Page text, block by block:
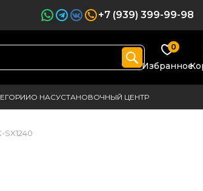
+7 (939) 399-99-98
0
Избранное
О НАСУСТАНОВОЧНЫЙ ЦЕНТР